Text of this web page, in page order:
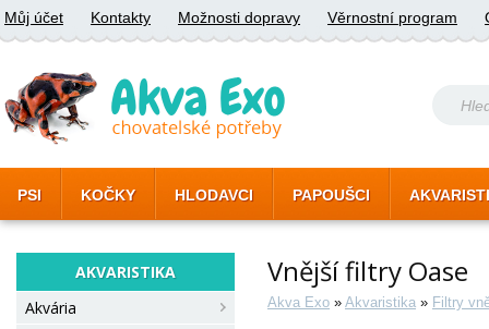
Můj účet Kontakty Možnosti dopravy Věrnostní program
PSI KOČKY HLODAVCI PAPOUŠCI
AKVARISTIKA
Akvária
Vnější filtry Oase
Akva Exo » Akvaristika » Filtry